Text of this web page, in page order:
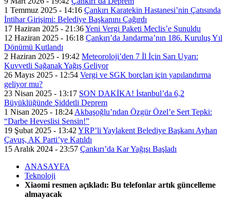
1 Temmuz 2025 - 14:16 Çankırı Karatekin Hastanesi’nin Çatısında
İntihar Girişimi: Belediye Başkanını Çağırdı
17 Haziran 2025 - 21:36Yeni Vergi Paketi Meclis’e Sunuldu
12 Haziran 2025 - 16:18 Çankırı’da Jandarma’nın 186. Kuruluş Yıl
Dönümü Kutlandı
2 Haziran 2025 - 19:42 Meteoroloji’den 7 İl İçin Sarı Uyarı:
Kuvvetli Sağanak Yağış Geliyor
26 Mayıs 2025 - 12:54 Vergi ve SGK borçları için yapılandırma
geliyor mu?
23 Nisan 2025 - 13:17 SON DAKİKA! İstanbul’da 6,2
Büyüklüğünde Şiddetli Deprem
1 Nisan 2025 - 18:24 Akbaşoğlu’ndan Özgür Özel’e Sert Tepki:
“Darbe Heveslisi Sensin!”
19 Şubat 2025 - 13:42 YRP’li Yaylakent Belediye Başkanı Ayhan
Çavuş, AK Parti’ye Katıldı
15 Aralık 2024 - 23:57 Çankırı’da Kar Yağışı Başladı
ANASAYFA
Teknoloji
Xiaomi resmen açıkladı: Bu telefonlar artık güncelleme
almayacak